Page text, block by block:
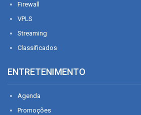
Firewall
VPLS
Streaming
Classificados
ENTRETENIMENTO
Agenda
Promoções